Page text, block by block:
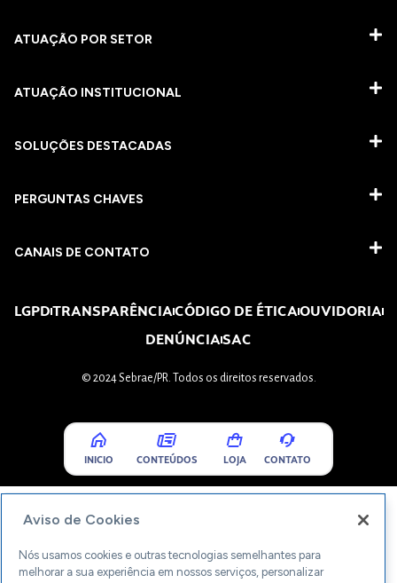
ATUAÇÃO POR SETOR
ATUAÇÃO INSTITUCIONAL
SOLUÇÕES DESTACADAS
PERGUNTAS CHAVES​
CANAIS DE CONTATO
LGPDTRANSPARÊNCIACÓDIGO DE ÉTICAOUVIDORIA
DENÚNCIASAC
© 2024 Sebrae/PR. Todos os direitos reservados.
INICIO CONTEÚDOS LOJA CONTATO
Aviso de Cookies
Nós usamos cookies e outras tecnologias semelhantes para
melhorar a sua experiência em nossos serviços, personalizar